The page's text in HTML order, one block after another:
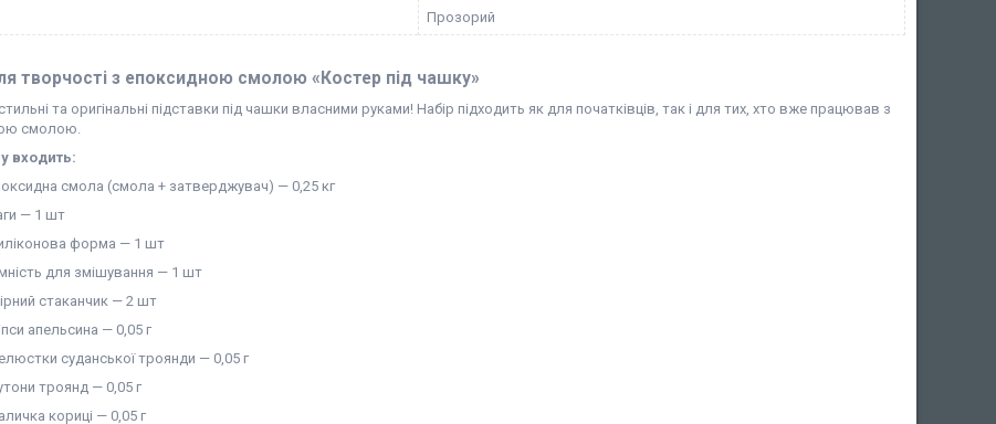
Прозорий
творчості з епоксидною смолою «Костер під чашку»
та оригінальні підставки під чашки власними руками! Набір підходить як для початківців, так і для тих, хто вже працював з
смолою.
входить:
смола (смола + затверджувач) — 0,25 кг
— 1 шт
форма — 1 шт
для змішування — 1 шт
стаканчик — 2 шт
апельсина — 0,05 г
суданської троянди — 0,05 г
троянд — 0,05 г
кориці — 0,05 г